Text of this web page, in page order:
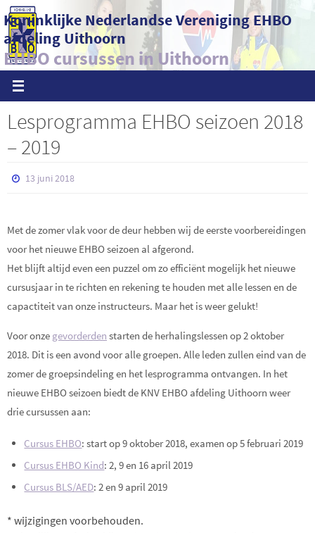
Ga
naar
de
inhoud
Koninklijke Nederlandse Vereniging EHBO
afdeling Uithoorn
EHBO cursussen in Uithoorn
Lesprogramma EHBO seizoen 2018
– 2019
13 juni 2018
Met de zomer vlak voor de deur hebben wij de eerste voorbereidingen
voor het nieuwe EHBO seizoen al afgerond.
Het blijft altijd even een puzzel om zo efficiënt mogelijk het nieuwe
cursusjaar in te richten en rekening te houden met alle lessen en de
capactiteit van onze instructeurs. Maar het is weer gelukt!
Voor onze gevorderden starten de herhalingslessen op 2 oktober
2018. Dit is een avond voor alle groepen. Alle leden zullen eind van de
zomer de groepsindeling en het lesprogramma ontvangen. In het
nieuwe EHBO seizoen biedt de KNV EHBO afdeling Uithoorn weer
drie cursussen aan:
Cursus EHBO: start op 9 oktober 2018, examen op 5 februari 2019
Cursus EHBO Kind: 2, 9 en 16 april 2019
Cursus BLS/AED: 2 en 9 april 2019
* wijzigingen voorbehouden.